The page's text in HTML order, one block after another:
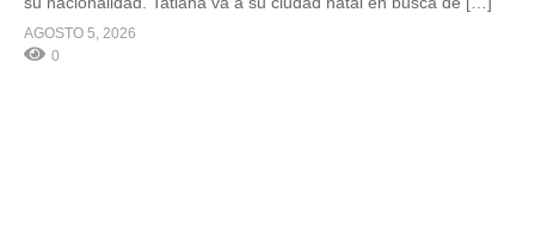
AGOSTO 5, 2026
0